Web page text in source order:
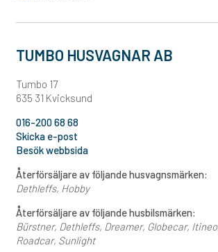
TUMBO HUSVAGNAR AB
Tumbo 17
635 31 Kvicksund
016-200 68 68
Skicka e-post
Besök webbsida
Återförsäljare av följande husvagnsmärken:
Dethleffs Hobby
Återförsäljare av följande husbilsmärken:
Bürstner Dethleffs Dreamer Globecar Itineo
Roadcar Sunlight